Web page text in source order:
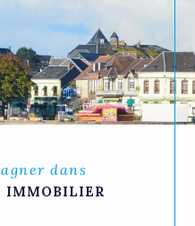
dans
IMMOBILIER